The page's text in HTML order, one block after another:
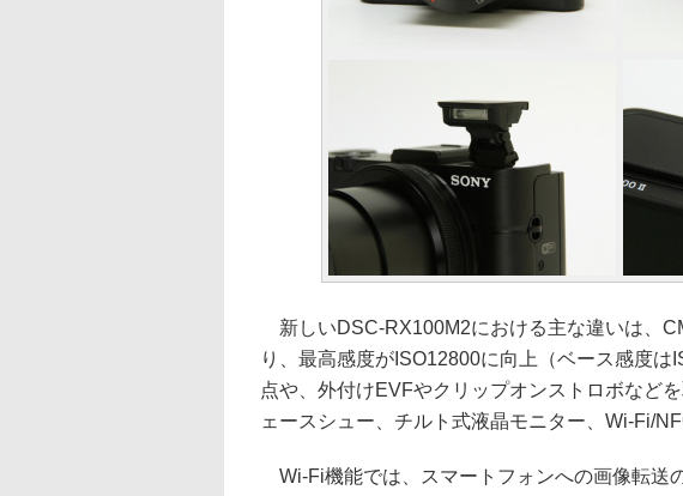
新しいDSC-RX100M2における主な違いは、
り、最高感度がISO12800に向上（ベース感度は
点や、外付けEVFやクリップオンストロボなど
ェースシュー、チルト式液晶モニター、Wi-Fi/
Wi-Fi機能では、スマートフォンへの画像転送